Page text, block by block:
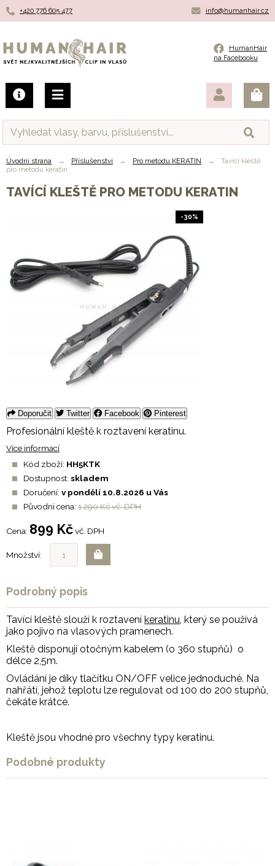
HumanHair
na Facebooku
+420 776 605 477 info@humanhair.cz
Humanhair.cz
Úvodní strana → Příslušenství → Pro metodu KERATIN →
Tavící kleště
pro metodu keratin
TAVÍCÍ KLEŠTĚ PRO METODU KERATIN
-30%
Doporučit Twitter Facebook Pinterest
Profesionální kleště k roztavení keratinu.
Více informací
Kód zboží: HH5KTK
Dostupnost: skladem
Doručení: v pondělí 10.8.2026 u Vás
Původní cena: 1 290 Kč vč. DPH
Cena: 899 Kčvč. DPH
Množství:
Podrobný popis
Tavící kleště slouží k roztavení keratinu, který se používá
jako pojivo na vlasových pramenech.
Kleště disponují otočným kabelem (o 360 stupňů) o
délce 2,5m.
Ovládání je díky tlačítku ON/OFF velice jednoduché. Na
nahřátí, jehož teplotu lze regulovat od 100 do 200 stupňů,
čekáte krátce.
Kleště jsou vhodné pro všechny typy keratinu.
Podobné produkty